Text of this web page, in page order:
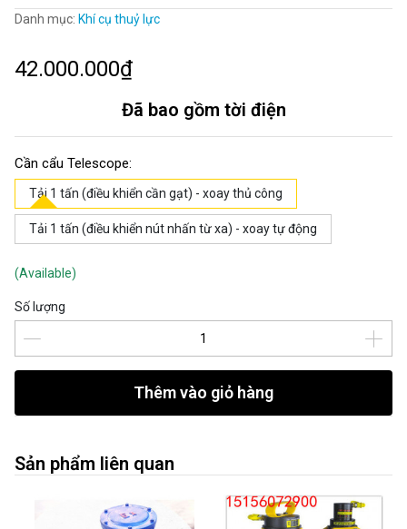
Danh mục: Khí cụ thuỷ lực
42.000.000₫
Đã bao gồm tời điện
Cần cẩu Telescope:
Tải 1 tấn (điều khiển cần gạt) - xoay thủ công
Tải 1 tấn (điều khiển nút nhấn từ xa) - xoay tự động
(Available)
Số lượng
Thêm vào giỏ hàng
Sản phẩm liên quan